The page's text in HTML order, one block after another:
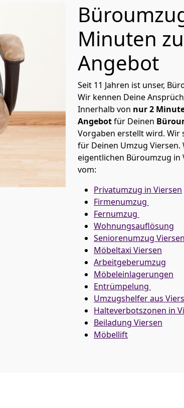
Minuten
Angebot
Seit 11 Jahren ist unser,
Wir kennen Deine
Innerhalb von nur 2
Angebotfür Deinen
Vorgaben erstellt wird. Wir
für Deinen Umzug
eigentlichen Büroumzug in
vom:
Privatumzug in Viersen
Firmenumzug
Fernumzug
Wohnungsauflösung
Seniorenumzug Viersen
Möbeltaxi Viersen
Arbeitgeberumzug
Möbeleinlagerungen
Entrümpelung
Umzugshelfer aus
Halteverbotszonen in
Beiladung Viersen
Möbellift